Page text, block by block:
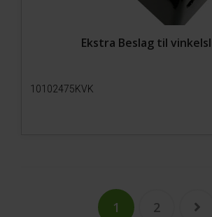
Ekstra Beslag til
10102475KVK
1 2